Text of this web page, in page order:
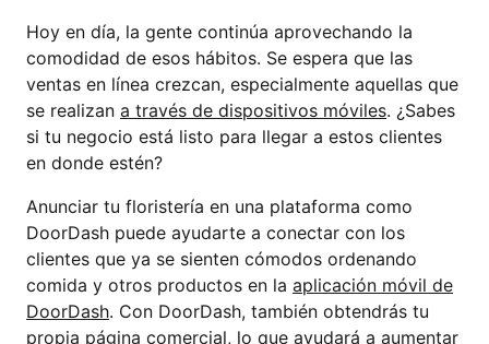
Hoy en día, la gente continúa aprovechando la
comodidad de esos hábitos. Se espera que las
ventas en línea crezcan, especialmente aquellas que
se realizan a través de dispositivos móviles. ¿Sabes
si tu negocio está listo para llegar a estos clientes
en donde estén?
Anunciar tu floristería en una plataforma como
DoorDash puede ayudarte a conectar con los
clientes que ya se sienten cómodos ordenando
comida y otros productos en la aplicación móvil de
DoorDash. Con DoorDash, también obtendrás tu
propia página comercial, lo que ayudará a aumentar